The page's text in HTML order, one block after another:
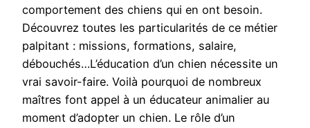
comportement des chiens qui en ont besoin.
Découvrez toutes les particularités de ce métier
palpitant : missions, formations, salaire,
débouchés…L’éducation d’un chien nécessite un
vrai savoir-faire. Voilà pourquoi de nombreux
maîtres font appel à un éducateur animalier au
moment d’adopter un chien. Le rôle d’un